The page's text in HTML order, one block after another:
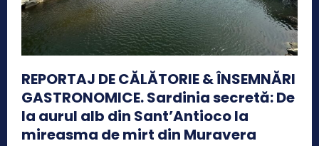
REPORTAJ DE CĂLĂTORIE & ÎNSEMNĂRI
GASTRONOMICE. Sardinia secretă: De
la aurul alb din Sant’Antioco la
mireasma de mirt din Muravera